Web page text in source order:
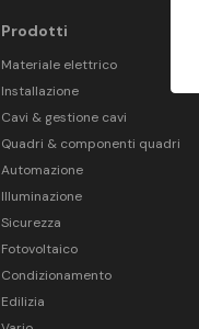
Prodotti
Materiale elettrico
Installazione
Cavi & gestione cavi
Quadri & componenti quadri
Automazione
Illuminazione
Sicurezza
Fotovoltaico
Condizionamento
Edilizia